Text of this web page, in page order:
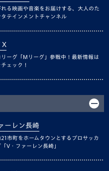
る映画や音楽をお届けする、大人のた
タテインメントチャンネル
X
リーグ「Mリーグ」参戦中！最新情報は
ェック！
ーレン長崎
市町をホームタウンとするプロサッカ
V・ファーレン長崎」